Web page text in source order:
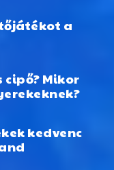
a
Mikor
kedvenc